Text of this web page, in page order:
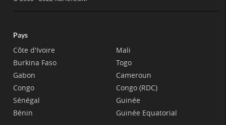
Pays
Côte d'Ivoire
Burkina Faso
Gabon
Congo
Sénégal
Bénin
Mali
Togo
Cameroun
Congo (RDC)
Guinée
Guinée Equatorial